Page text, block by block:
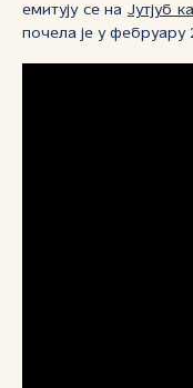
емитују се на Јутјуб
почела је у фебруару